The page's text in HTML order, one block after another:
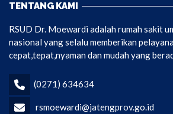
TENTANG KAMI
RSUD Dr. Moewardi adalah rumah sakit
nasional yang selalu memberikan
cepat,tepat,nyaman dan mudah yang
(0271) 634634
rsmoewardi@jatengprov.go.id